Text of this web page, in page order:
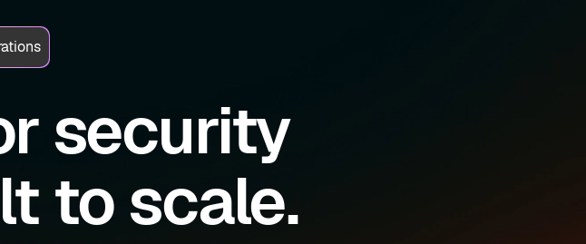
security
to scale.